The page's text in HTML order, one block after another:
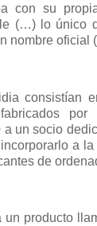
con su
(…) lo único
nombre oficial
consistían
por
a un socio
a
de
producto